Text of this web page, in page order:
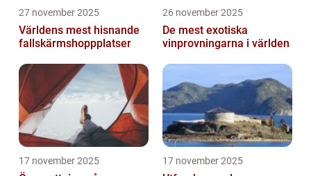
27 november 2025
Världens mest hisnande
fallskärmshoppplatser
26 november 2025
De mest exotiska
vinprovningarna i världen
17 november 2025 17 november 2025